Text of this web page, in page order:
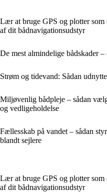
Lær at bruge GPS og plotter som
af dit bådnavigationsudstyr
De mest almindelige bådskader
Strøm og tidevand: Sådan
Miljøvenlig bådpleje – sådan
og vedligeholdelse
Fællesskab på vandet – sådan
blandt sejlere
Lær at bruge GPS og plotter som
af dit bådnavigationsudstyr